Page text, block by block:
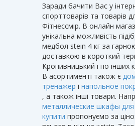
Заради бачити Вас у
спорттоварів та товарів
Фітнессмір. В онлайн
унікальна можливість
медбол stein 4 кг за
доставкою в короткий
Кропивницький і по інших
В асортименті також є
тренажер і напольное
, а також інші товари.
металлические шкафы для
купити пропонуємо за